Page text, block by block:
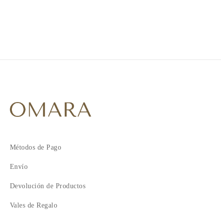
Métodos de Pago
Envío
Devolución de Productos
Vales de Regalo